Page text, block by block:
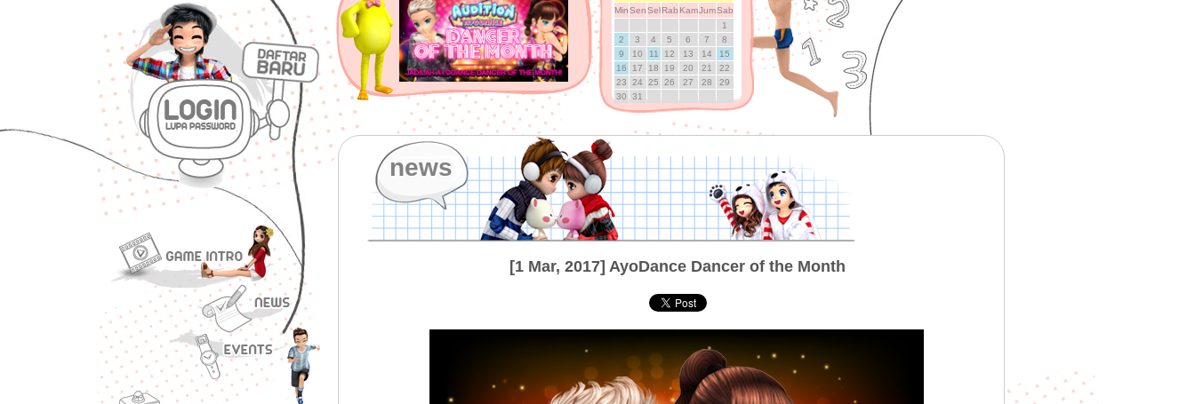
MinSenSel Rab KamJumSab
1
2
3 4 5 6 7
8
9
10 11 12 13 14
15
16
17 18 19 20 21
22
23
24 25 26 27 28
29
30
31
news
[1 Mar, 2017] AyoDance Dancer of the Month